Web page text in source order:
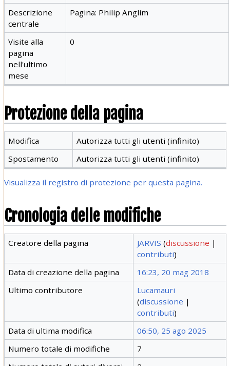
Descrizione
centrale
Pagina: Philip Anglim
Visite alla
pagina
nell'ultimo
mese
0
Protezione della pagina
Modifica
Autorizza tutti gli utenti (infinito)
Spostamento
Autorizza tutti gli utenti (infinito)
Visualizza il registro di protezione per questa pagina.
Cronologia delle modifiche
Creatore della pagina JARVIS (discussione |
contributi)
Data di creazione della pagina
16:23, 20 mag 2018
Ultimo contributore
Lucamauri
(discussione |
contributi)
Data di ultima modifica
06:50, 25 ago 2025
Numero totale di modifiche
7